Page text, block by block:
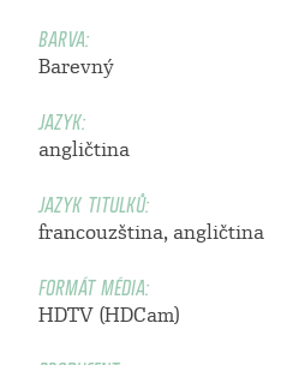
BARVA:
Barevný
JAZYK:
angličtina
JAZYK TITULKŮ:
francouzština, angličtina
FORMÁT MÉDIA:
HDTV (HDCam)